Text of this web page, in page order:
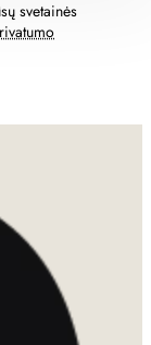
svetainės